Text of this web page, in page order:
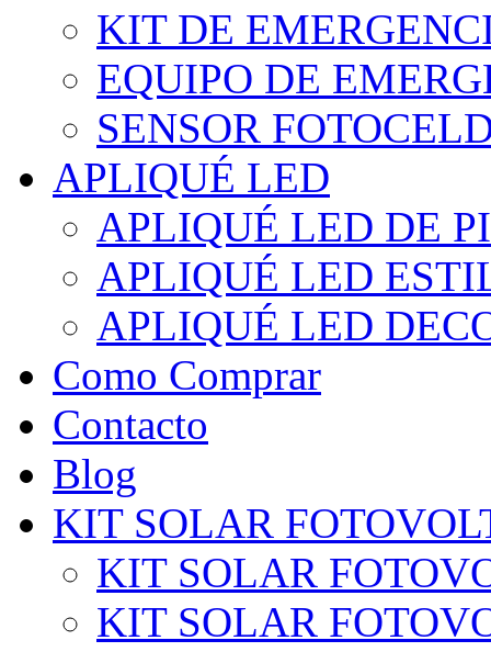
KIT DE
EQUIPO DE
SENSOR
APLIQUÉ LED
APLIQUÉ LED DE
APLIQUÉ LED
APLIQUÉ LED
Como Comprar
Contacto
Blog
KIT SOLAR
KIT SOLAR
KIT SOLAR